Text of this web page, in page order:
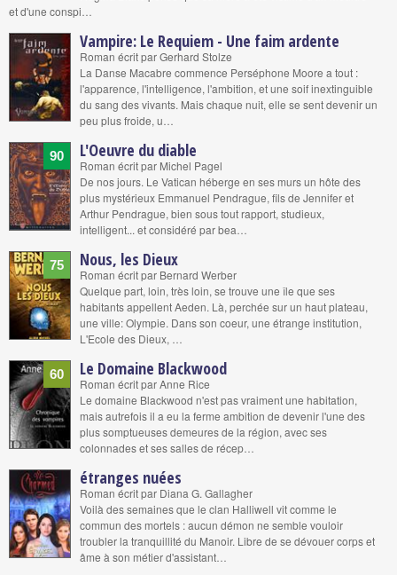
et d'une conspi…
Vampire: Le Requiem - Une faim ardente
Roman écrit par Gerhard Stolze
La Danse Macabre commence Perséphone Moore a tout :
l'apparence, l'intelligence, l'ambition, et une soif inextinguible
du sang des vivants. Mais chaque nuit, elle se sent devenir un
peu plus froide, u…
90 L'Oeuvre du diable
Roman écrit par Michel Pagel
De nos jours. Le Vatican héberge en ses murs un hôte des
plus mystérieux Emmanuel Pendrague, fils de Jennifer et
Arthur Pendrague, bien sous tout rapport, studieux,
intelligent... et considéré par bea…
75 Nous, les Dieux
Roman écrit par Bernard Werber
Quelque part, loin, très loin, se trouve une île que ses
habitants appellent Aeden. Là, perchée sur un haut plateau,
une ville: Olympie. Dans son coeur, une étrange institution,
L'Ecole des Dieux, …
60 Le Domaine Blackwood
Roman écrit par Anne Rice
Le domaine Blackwood n'est pas vraiment une habitation,
mais autrefois il a eu la ferme ambition de devenir l'une des
plus somptueuses demeures de la région, avec ses
colonnades et ses salles de récep…
étranges nuées
Roman écrit par Diana G. Gallagher
Voilà des semaines que le clan Halliwell vit comme le
commun des mortels : aucun démon ne semble vouloir
troubler la tranquillité du Manoir. Libre de se dévouer corps et
âme à son métier d'assistant…